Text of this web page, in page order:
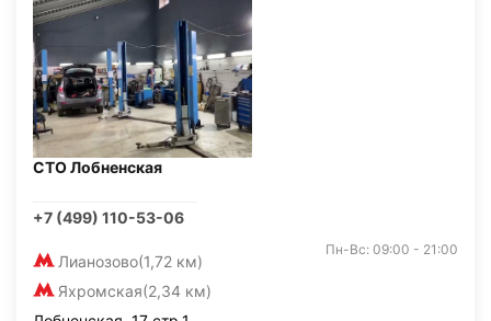
СТО Лобненская
+7 (499) 110-53-06
Лианозово(1,72 км)
Яхромская(2,34 км)
Пн-Вс: 09:00 - 21:00